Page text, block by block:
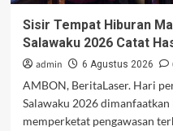
Sisir Tempat Hiburan
Salawaku 2026 Catat
admin 6 Agustus 2026
AMBON, BeritaLaser. Hari
Salawaku 2026
memperketat pengawasan